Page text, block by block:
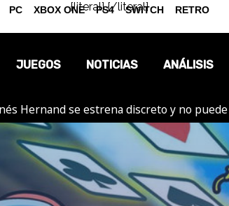
{literal}{/literal}
JUEGOS NOTICIAS
OPINIÓN
REPORTAJES
ANÁLISIS
Hernand se estrena discreto y no
PC XBOX ONE PS4 SWITCH RETRO